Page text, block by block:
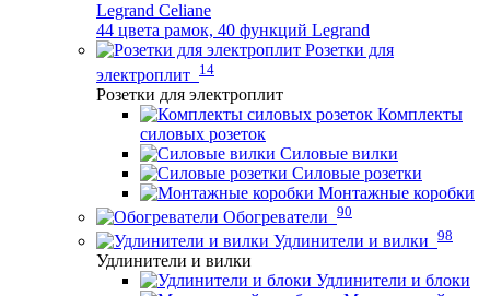
Legrand Celiane
44 цвета рамок, 40 функций Legrand
Розетки для
электроплит 14
Розетки для электроплит
Комплекты
силовых розеток
Силовые вилки
Силовые розетки
Монтажные коробки
Обогреватели 90
Удлинители и вилки 98
Удлинители и вилки
Удлинители и блоки